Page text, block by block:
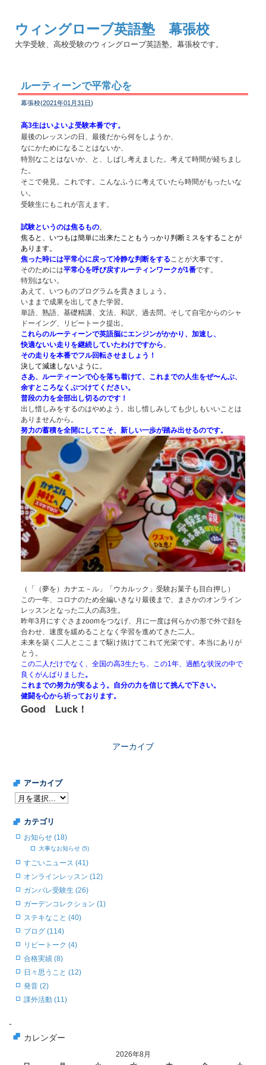
ウィングローブ英語塾 幕張校
大学受験、高校受験のウィングローブ英語塾。幕張校です。
ルーティーンで平常心を
幕張校(2021年01月31日)
高3生はいよいよ受験本番です。
最後のレッスンの日、最後だから何をしようか、
なにかためになることはないか、
特別なことはないか、と、しばし考えました。考えて時間が経ちまし
た。
そこで発見。これです。こんなふうに考えていたら時間がもったいな
い。
受験生にもこれが言えます。
試験というのは焦るもの。
焦ると、いつもは簡単に出来たこともうっかり判断ミスをすることが
あります。
焦った時には平常心に戻って冷静な判断をすることが大事です。
そのためには平常心を呼び戻すルーティンワークが1番です。
特別はない。
あえて、いつものプログラムを貫きましょう。
いままで成果を出してきた学習。
単語、熟語、基礎精講、文法、和訳、過去問。そして自宅からのシャ
ドーイング、リピートーク提出。
これらのルーティーンで英語脳にエンジンがかかり、加速し、
快適ないい走りを継続していたわけですから。
その走りを本番でフル回転させましょう！
決して減速しないように。
さあ、ルーティーンで心を落ち着けて、 これまでの人生をぜ〜んぶ、
余すところなくぶつけてください。
普段の力を全部出し切るのです！
出し惜しみをするのはやめよう。出し惜しみしても少しもいいことは
ありませんから。
努力の蓄積を全開にしてこそ、新しい一歩が踏み出せるのです。
（「（夢を）カナエ－ル」「ウカルック」受験お菓子も目白押し）
この一年、コロナのため全編いきなり最後まで、まさかのオンライン
レッスンとなった二人の高3生。
昨年3月にすぐさまzoomをつなげ、月に一度は何らかの形で外で顔を
合わせ、速度を緩めることなく学習を進めてきた二人。
未来を築く二人とここまで駆け抜けてこれて光栄です。本当にありが
とう。
この二人だけでなく、全国の高3生たち、この1年、過酷な状況の中で
良くがんばりました。
これまでの努力が実るよう。自分の力を信じて挑んで下さい。
健闘を心から祈っております。
Good Luck！
アーカイブ
アーカイブ
カテゴリ
お知らせ (18)
大事なお知らせ (5)
すごいニュース (41)
オンラインレッスン (12)
ガンバレ受験生 (26)
ガーデンコレクション (1)
ステキなこと (40)
ブログ (114)
リピートーク (4)
合格実績 (8)
日々思うこと (12)
発音 (2)
課外活動 (11)
-
カレンダー
2026年8月